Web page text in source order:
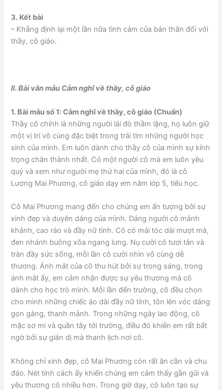
3. Kết bài
– Khẳng định lại một lần nữa tình cảm của bản thân đối với
thầy, cô giáo.
II. Bài văn mẫu Cảm nghĩ về thầy, cô giáo
1. Bài mẫu số 1: Cảm nghĩ về thầy, cô giáo (Chuẩn)
Thầy cô chính là những người lái đò thầm lặng, họ luôn giữ
một vị trí vô cùng đặc biệt trong trái tim những người học
sinh của mình. Em luôn dành cho thầy cô của mình sự kính
trọng chân thành nhất. Có một người cô mà em luôn yêu
quý và xem như người mẹ thứ hai của mình, đó là cô
Lương Mai Phương, cô giáo dạy em năm lớp 5, tiểu học.
Cô Mai Phương mang đến cho chúng em ấn tượng bởi sự
xinh đẹp và duyên dáng của mình. Dáng người cô mảnh
khảnh, cao ráo và đầy nữ tính. Cô có mái tóc dài mượt mà,
đen nhánh buông xõa ngang lưng. Nụ cười cô tươi tắn và
tràn đầy sức sống, mỗi lần cô cười nhìn vô cùng dễ
thương. Ánh mắt của cô thu hút bởi sự trong sáng, trong
ánh mắt ấy, em cảm nhận được sự yêu thương mà cô
dành cho học trò mình. Mỗi lần đến trường, cô đều chọn
cho mình những chiếc áo dài đầy nữ tính, tôn lên vóc dáng
gọn gàng, thanh mảnh. Trong những ngày lao động, cô
mặc sơ mi và quần tây tới trường, điều đó khiến em rất bất
ngờ bởi sự giản dị mà thanh lịch nơi cô.
Không chỉ xinh đẹp, cô Mai Phương còn rất ân cần và chu
đáo. Nét tính cách ấy khiến chúng em cảm thấy gần gũi và
yêu thương cô nhiều hơn. Trong giờ dạy, cô luôn tạo sự